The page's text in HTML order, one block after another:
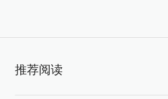
推荐阅读